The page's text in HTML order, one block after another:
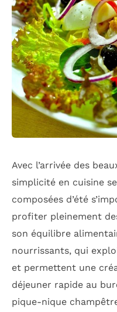
Avec l’arrivée des
simplicité en cuisine
composées d’été
profiter pleinement
son équilibre
nourrissants, qui
et permettent une
déjeuner rapide au
pique-nique